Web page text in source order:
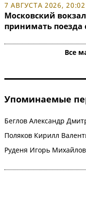
7 АВГУСТА 2026, 20:02
Московский
принимать поезда
Все
Упоминаемые
Беглов Александр
Поляков Кирилл
Руденя Игорь